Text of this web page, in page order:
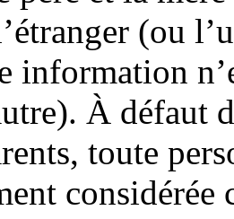
(ou
information
À défaut
toute
considérée